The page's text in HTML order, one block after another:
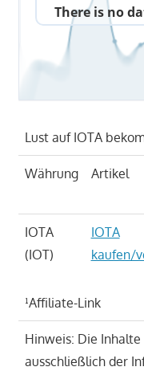
There is no
Lust auf IOTA
Währung Artikel
IOTA
(IOT)
IOTA
kaufen/
¹Affiliate-Link
Hinweis: Die
ausschließlich der